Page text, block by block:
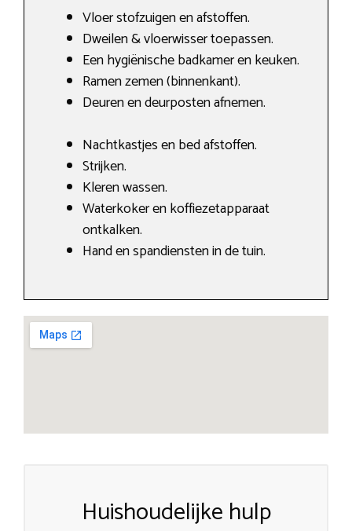
Vloer stofzuigen en afstoffen.
Dweilen & vloerwisser toepassen.
Een hygiënische badkamer en keuken.
Ramen zemen (binnenkant).
Deuren en deurposten afnemen.
Nachtkastjes en bed afstoffen.
Strijken.
Kleren wassen.
Waterkoker en koffiezetapparaat
ontkalken.
Hand en spandiensten in de tuin.
Huishoudelijke hulp